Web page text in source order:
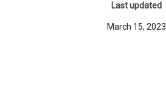
Last updated
March 15, 2023